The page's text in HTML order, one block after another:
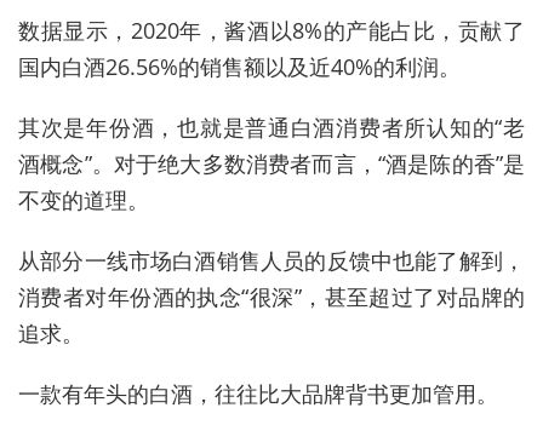
数据显示，2020年，酱酒以8%的产能占比，贡献了
国内白酒26.56%的销售额以及近40%的利润。
其次是年份酒，也就是普通白酒消费者所认知的“老
酒概念”。对于绝大多数消费者而言，“酒是陈的香”是
不变的道理。
从部分一线市场白酒销售人员的反馈中也能了解到，
消费者对年份酒的执念“很深”，甚至超过了对品牌的
追求。
一款有年头的白酒，往往比大品牌背书更加管用。